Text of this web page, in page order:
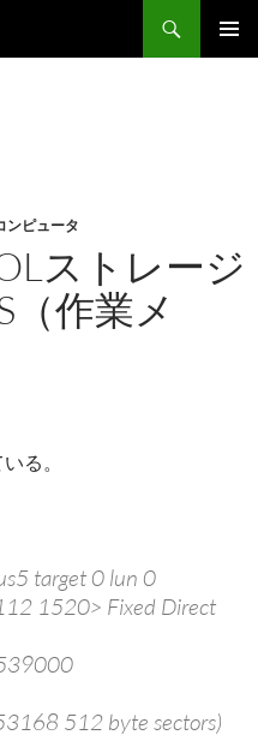
ンピュータ
ストレージ
作業メ
る。
target 0 lun 0
1520> Fixed Direct
512 byte sectors)